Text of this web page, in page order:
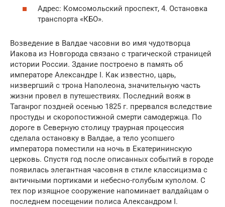
Адрес: Комсомольский проспект, 4. Остановка
транспорта «КБО».
Возведение в Валдае часовни во имя чудотворца
Иакова из Новгорода связано с трагической страницей
истории России. Здание построено в память об
императоре Александре I. Как известно, царь,
низвергший с трона Наполеона, значительную часть
жизни провел в путешествиях. Последний вояж в
Таганрог поздней осенью 1825 г. прервался вследствие
простуды и скоропостижной смерти самодержца. По
дороге в Северную столицу траурная процессия
сделала остановку в Валдае, а тело усопшего
императора поместили на ночь в Екатерининскую
церковь. Спустя год после описанных событий в городе
появилась элегантная часовня в стиле классицизма с
античными портиками и небесно-голубым куполом. С
тех пор изящное сооружение напоминает валдайцам о
последнем посещении полиса Александром I.